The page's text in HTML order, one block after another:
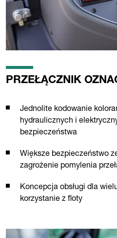
PRZEŁĄCZNIK
Jednolite kodowanie
hydraulicznych i
bezpieczeństwa
Większe bezpieczeństwo
zagrożenie pomylenia
Koncepcja obsługi dla
korzystanie z floty